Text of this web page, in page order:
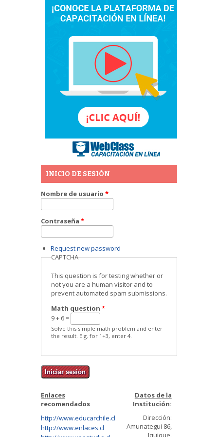
INICIO DE SESIÓN
Nombre de usuario *
Contraseña *
Request new password
CAPTCHA
This question is for testing whether or
not you are a human visitor and to
prevent automated spam submissions.
Math question *
9 + 6 =
Solve this simple math problem and enter
the result. E.g. for 1+3, enter 4.
Enlaces
recomendados
http://www.educarchile.cl
http://www.enlaces.cl
Datos de la
Institución:
Dirección:
Amunategui 86,
Iquique.